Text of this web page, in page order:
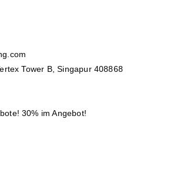
Tower B, Singapur 408868
30% im Angebot!